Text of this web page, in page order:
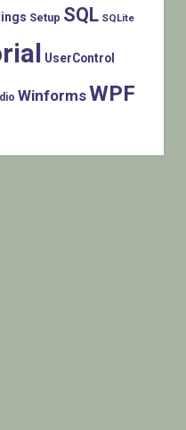
Setup SQL SQLite
UserControl
WinformsWPF